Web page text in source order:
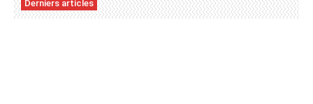
Derniers articles